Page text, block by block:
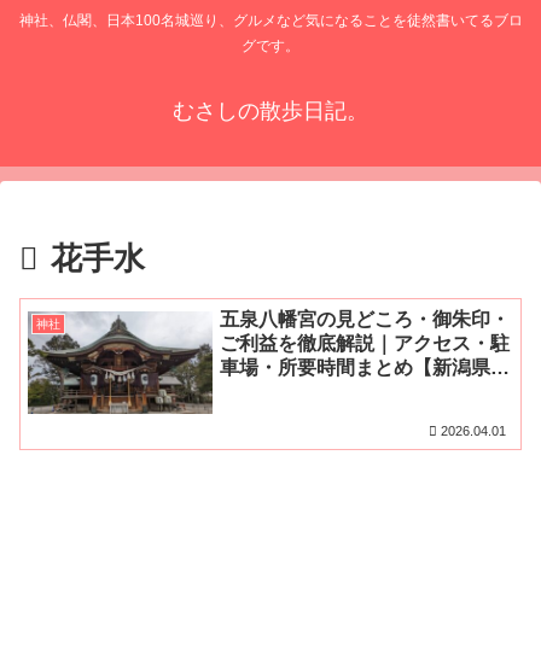
神社、仏閣、日本100名城巡り、グルメなど気になることを徒然書いてるブロ
グです。
むさしの散歩日記。
花手水
神社
五泉八幡宮の見どころ・御朱印・
ご利益を徹底解説｜アクセス・駐
車場・所要時間まとめ【新潟県五
2026.04.01